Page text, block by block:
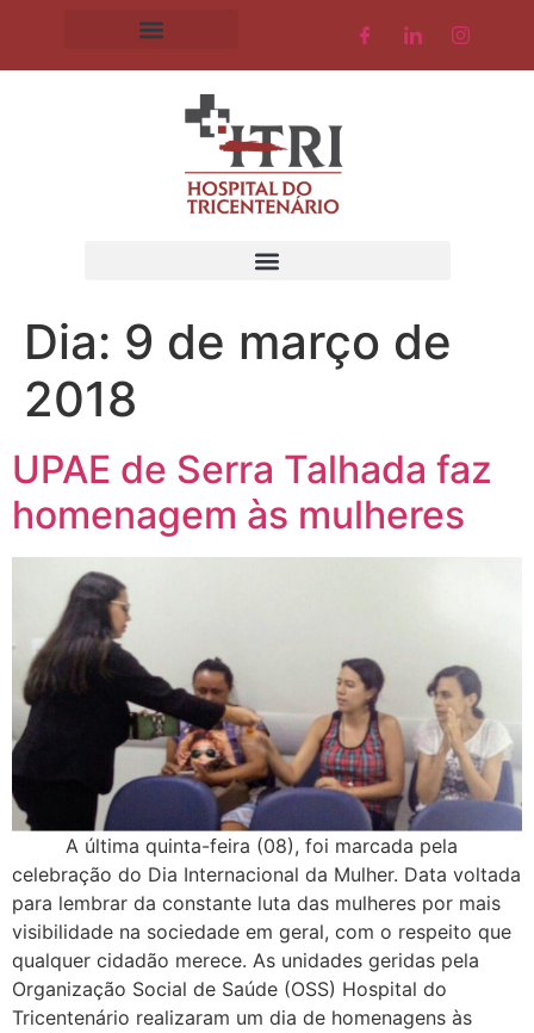
Dia: 9 de março de
2018
UPAE de Serra Talhada faz
homenagem às mulheres
A última quinta-feira (08), foi marcada pela
celebração do Dia Internacional da Mulher. Data voltada
para lembrar da constante luta das mulheres por mais
visibilidade na sociedade em geral, com o respeito que
qualquer cidadão merece. As unidades geridas pela
Organização Social de Saúde (OSS) Hospital do
Tricentenário realizaram um dia de homenagens às